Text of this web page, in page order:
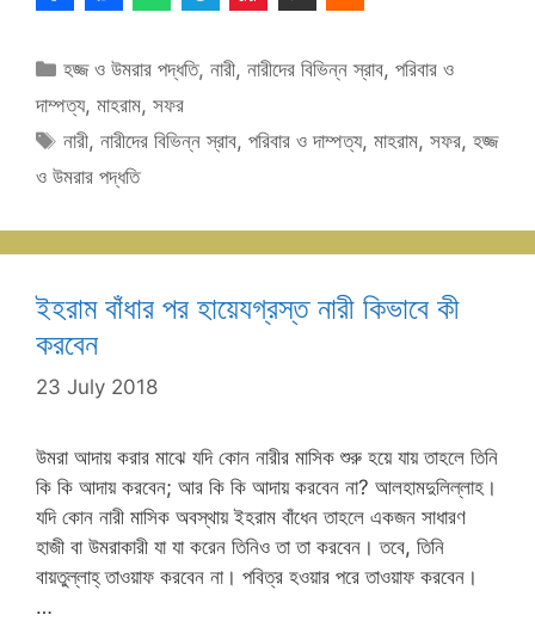
Categories
হজ্জ ও উমরার পদ্ধতি,নারী,নারীদের বিভিন্ন স্রাব,পরিবার ও
দাম্পত্য, মাহরাম, সফর
Tags
নারী,নারীদের বিভিন্ন স্রাব,পরিবার ও দাম্পত্য,মাহরাম,সফর,হজ্জ
ও উমরার পদ্ধতি
ইহরাম বাঁধার পর হায়েযগ্রস্ত নারী কিভাবে কী
করবেন
23 July 2018
উমরা আদায় করার মাঝে যদি কোন নারীর মাসিক শুরু হয়ে যায় তাহলে তিনি
কি কি আদায় করবেন; আর কি কি আদায় করবেন না? আলহামদুলিল্লাহ।
যদি কোন নারী মাসিক অবস্থায় ইহরাম বাঁধেন তাহলে একজন সাধারণ
হাজী বা উমরাকারী যা যা করেন তিনিও তা তা করবেন। তবে, তিনি
বায়তুল্লাহ্‌ তাওয়াফ করবেন না। পবিত্র হওয়ার পরে তাওয়াফ করবেন।
…